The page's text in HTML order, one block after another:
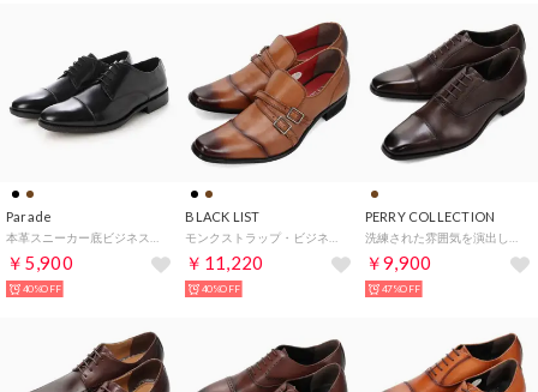
Parade
本革スニーカー底ビジネスシューズ 984125（ストレートチップ） （ブラック）
￥5,900
40%OFF
BLACK LIST
モンクストラップ・ビジネスシューズ BC6006 （ライトブラウン）
￥11,220
40%OFF
PERRY COLLECTION
洗練された雰囲気を演出してくれる ビジネスシューズ PR4047 （ダークブラウン）
￥9,900
47%OFF